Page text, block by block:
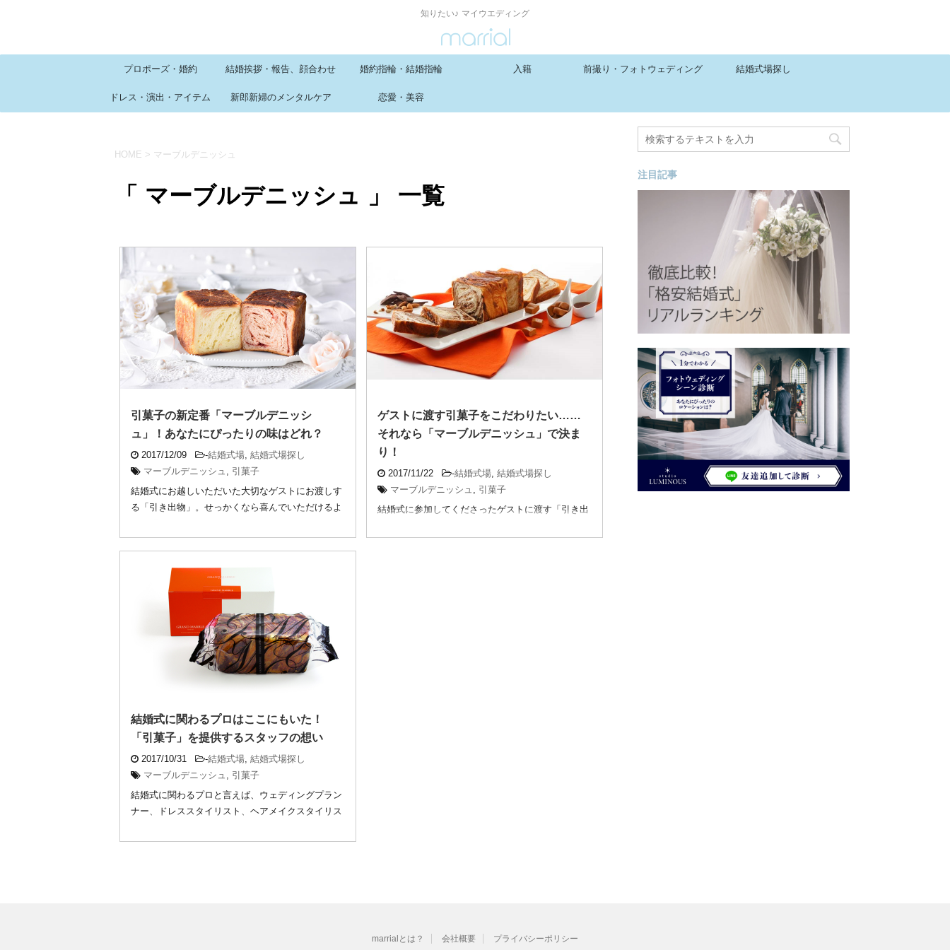
知りたい♪ マイウエディング
プロポーズ・婚約 結婚挨拶・報告、顔合わせ 婚約指輪・結婚指輪 入籍 前撮り・フォトウェディング 結婚式場探し
ドレス・演出・アイテム 新郎新婦のメンタルケア 恋愛・美容
HOME > マーブルデニッシュ
「 マーブルデニッシュ 」 一覧
引菓子の新定番「マーブルデニッシ
ュ」！あなたにぴったりの味はどれ？
2017/12/09 -結婚式場, 結婚式場探し
マーブルデニッシュ , 引菓子
結婚式にお越しいただいた大切なゲストにお渡しす
る「引き出物」。せっかくなら喜んでいただけるよ
ゲストに渡す引菓子をこだわりたい……
それなら「マーブルデニッシュ」で決ま
り！
2017/11/22 -結婚式場,結婚式場探し
マーブルデニッシュ , 引菓子
結婚式に参加してくださったゲストに渡す「引き出
結婚式に関わるプロはここにもいた！
「引菓子」を提供するスタッフの想い
2017/10/31 -結婚式場 結婚式場探し
マーブルデニッシュ
引菓子
結婚式に関わるプロと言えば、ウェディングプラン
ナー、ドレススタイリスト、ヘアメイクスタイリス
注目記事
marrialとは？ 会社概要 プライバシーポリシー